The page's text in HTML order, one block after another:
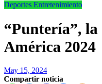
Deportes Entretenimiento
“Puntería”, la
América 2024
May 15, 2024
Compartir noticia